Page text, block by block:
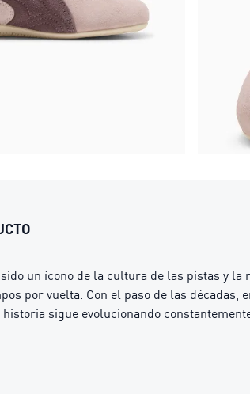
sido un ícono de la cultura de las pistas y
por vuelta. Con el paso de las
sigue evolucionando